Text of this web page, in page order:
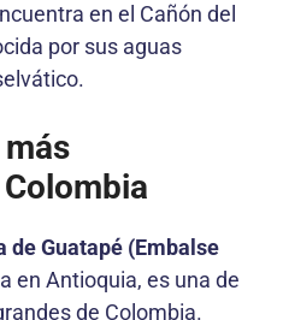
en el Cañón del
por sus aguas
Guatapé (Embalse
en Antioquia, es una de
de Colombia.